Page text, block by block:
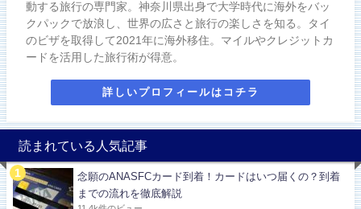
動する旅行の専門家。神奈川県出身で大学時代に海外をバッ
クパックで放浪し、世界の広さと旅行の楽しさを知る。タイ
のビザを取得して2021年に海外移住。マイルやクレジットカ
ードを活用した旅行術が得意。
詳しいプロフィールはコチラ
読まれている人気記事
念願のANASFCカード到着！カードはいつ届くの？到着
までの流れを徹底解説